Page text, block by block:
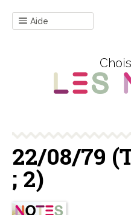
Aide
22/08/79
; 2)